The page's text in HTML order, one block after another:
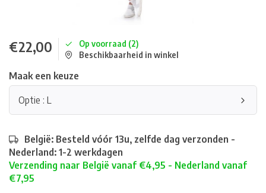
€22,00
Op voorraad (2)
Beschikbaarheid in winkel
Maak een keuze
Optie : L
België: Besteld vóór 13u, zelfde dag verzonden -
Nederland: 1-2 werkdagen
Verzending naar België vanaf €4,95 - Nederland vanaf
€7,95